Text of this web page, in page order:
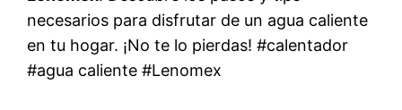
necesarios para disfrutar de un agua caliente
en tu hogar. ¡No te lo pierdas! #calentador
#agua caliente #Lenomex